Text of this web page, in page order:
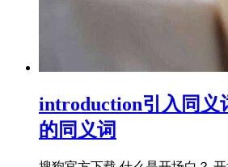
introduction引入同义
的同义词